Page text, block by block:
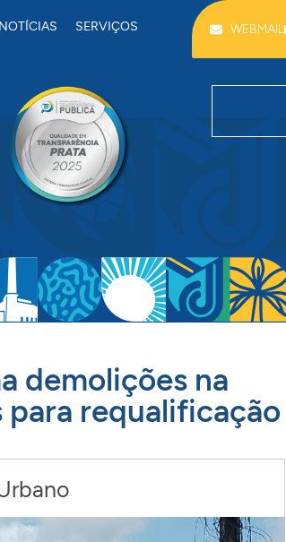
NOTÍCIAS SERVIÇOS WEBMAIL
demolições na
para requalificação